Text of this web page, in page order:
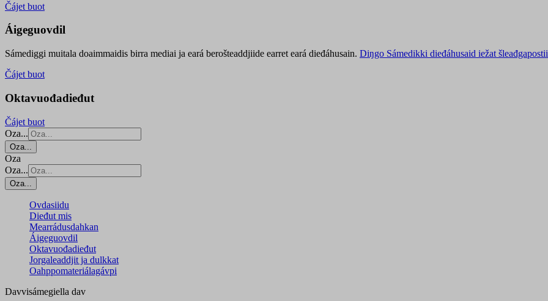
Čájet buot
Áigeguovdil
Sámediggi muitala doaimmaidis birra mediai ja eará berošteaddjiide earret eará dieđáhusain. Diŋgo Sámedikki dieđáhusaid iežat šleađgapostii
Čájet buot
Oktavuođadieđut
Čájet buot
Oza...
Oza...
Oza
Oza...
Oza...
Ovdasiidu
Dieđut mis
Mearrádusdahkan
Áigeguovdil
Oktavuođadieđut
Jorgaleaddjit ja dulkkat
Oahppomateriálagávpi
Davvisámegiella dav